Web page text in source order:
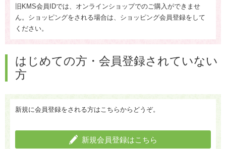
旧KMS会員IDでは、オンラインショップでのご購入ができませ
ん。ショッピングをされる場合は、ショッピング会員登録をして
ください。
はじめての方・会員登録されていない
方
新規に会員登録をされる方はこちらからどうぞ。
新規会員登録はこちら